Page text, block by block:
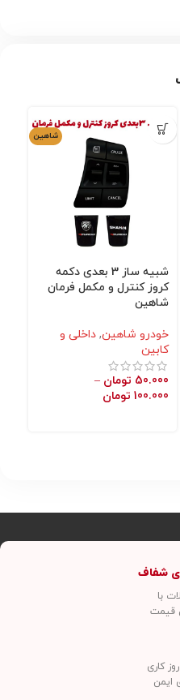
شاهین
شبیه ساز 3 بعدی دکمه
کروز کنترل و مکمل فرمان
شاهین
خودرو شاهین, داخلی و
کابین
50.000 تومان –
100.000 تومان
شفاف
با
قیمت
ایمن